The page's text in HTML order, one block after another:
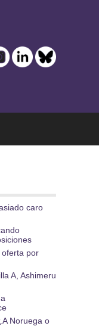
caro
por
A, Ashimeru
Noruega o